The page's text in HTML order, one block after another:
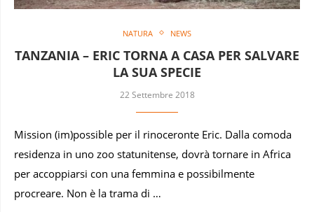
NATURA NEWS
TANZANIA – ERIC TORNA A CASA PER SALVARE
LA SUA SPECIE
22 Settembre 2018
Mission (im)possible per il rinoceronte Eric. Dalla comoda
residenza in uno zoo statunitense, dovrà tornare in Africa
per accoppiarsi con una femmina e possibilmente
procreare. Non è la trama di …